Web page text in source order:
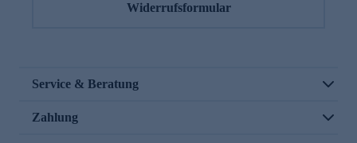
Widerrufsformular
Service & Beratung
Zahlung